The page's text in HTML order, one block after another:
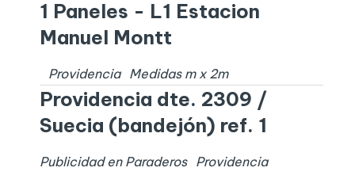
1 Paneles - L1 Estacion
Manuel Montt
Providencia Medidas m x 2m
Providencia dte. 2309 /
Suecia (bandejón) ref. 1
Publicidad en Paraderos
Providencia